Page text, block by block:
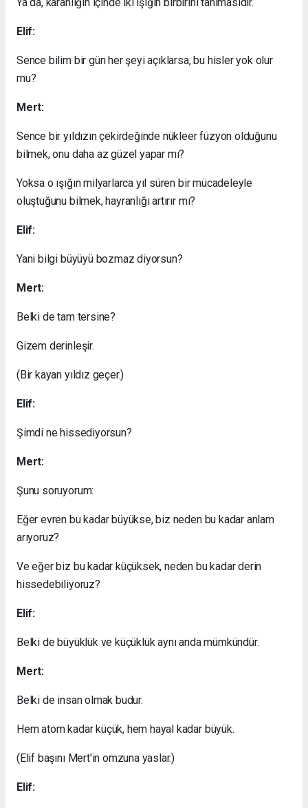
Elif:
Sence bilim bir gün her şeyi açıklarsa, bu hisler yok olur
mu?
Mert:
Sence bir yıldızın çekirdeğinde nükleer füzyon olduğunu
bilmek, onu daha az güzel yapar mı?
Yoksa o ışığın milyarlarca yıl süren bir mücadeleyle
oluştuğunu bilmek, hayranlığı artırır mı?
Elif:
Yani bilgi büyüyü bozmaz diyorsun?
Mert:
Belki de tam tersine?
Gizem derinleşir.
(Bir kayan yıldız geçer.)
Elif:
Şimdi ne hissediyorsun?
Mert:
Şunu soruyorum:
Eğer evren bu kadar büyükse, biz neden bu kadar anlam
arıyoruz?
Ve eğer biz bu kadar küçüksek, neden bu kadar derin
hissedebiliyoruz?
Elif:
Belki de büyüklük ve küçüklük aynı anda mümkündür.
Mert:
Belki de insan olmak budur.
Hem atom kadar küçük, hem hayal kadar büyük.
(Elif başını Mert'in omzuna yaslar.)
Elif: